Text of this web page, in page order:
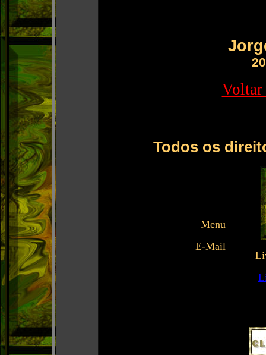
Voltar
Todos os
Menu
E-Mail